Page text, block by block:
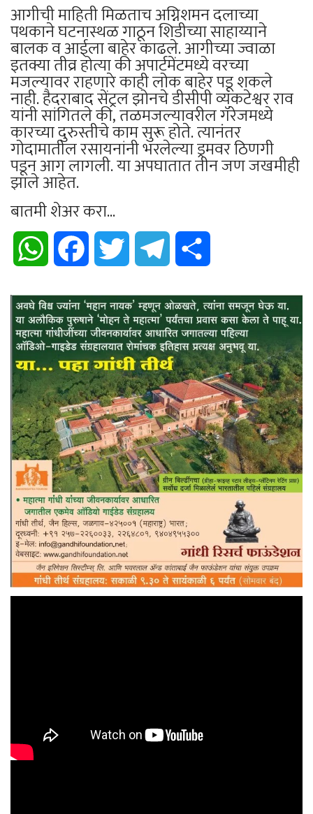
आगीची माहिती मिळताच अग्निशमन दलाच्या
पथकाने घटनास्थळ गाठून शिडीच्या साहाय्याने
बालक व आईला बाहेर काढले. आगीच्या ज्वाळा
इतक्या तीव्र होत्या की अपार्टमेंटमध्ये वरच्या
मजल्यावर राहणारे काही लोक बाहेर पडू शकले
नाही. हैदराबाद सेंट्रल झोनचे डीसीपी व्यंकटेश्वर राव
यांनी सांगितले की, तळमजल्यावरील गॅरेजमध्ये
कारच्या दुरुस्तीचे काम सुरू होते. त्यानंतर
गोदामातील रसायनांनी भरलेल्या ड्रमवर ठिणगी
पडून आग लागली. या अपघातात तीन जण जखमीही
झाले आहेत.
बातमी शेअर करा...
WhatsApp Facebook Twitter Telegram